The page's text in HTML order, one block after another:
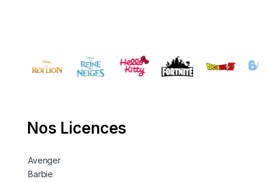
Nos Licences
Avenger
Barbie